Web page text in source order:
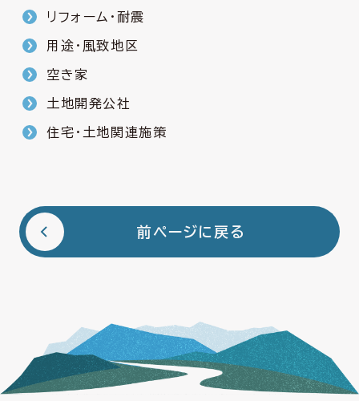
リフォーム・耐震
用途・風致地区
空き家
土地開発公社
住宅・土地関連施策
前ページに戻る